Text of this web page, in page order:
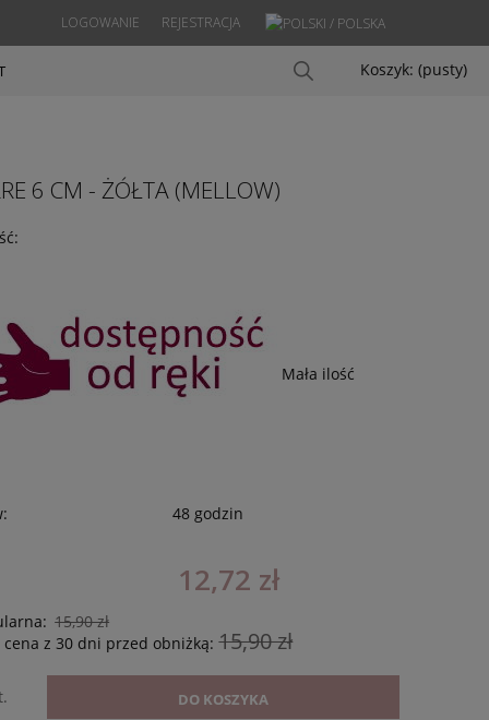
REJESTRACJA
LOGOWANIE
Koszyk: (pusty)
6 CM - ŻÓŁTA (MELLOW)
Mała ilość
48 godzin
12,72 zł
15,90 zł
cena z 30 dni przed obniżką:15,90 zł
DO KOSZYKA